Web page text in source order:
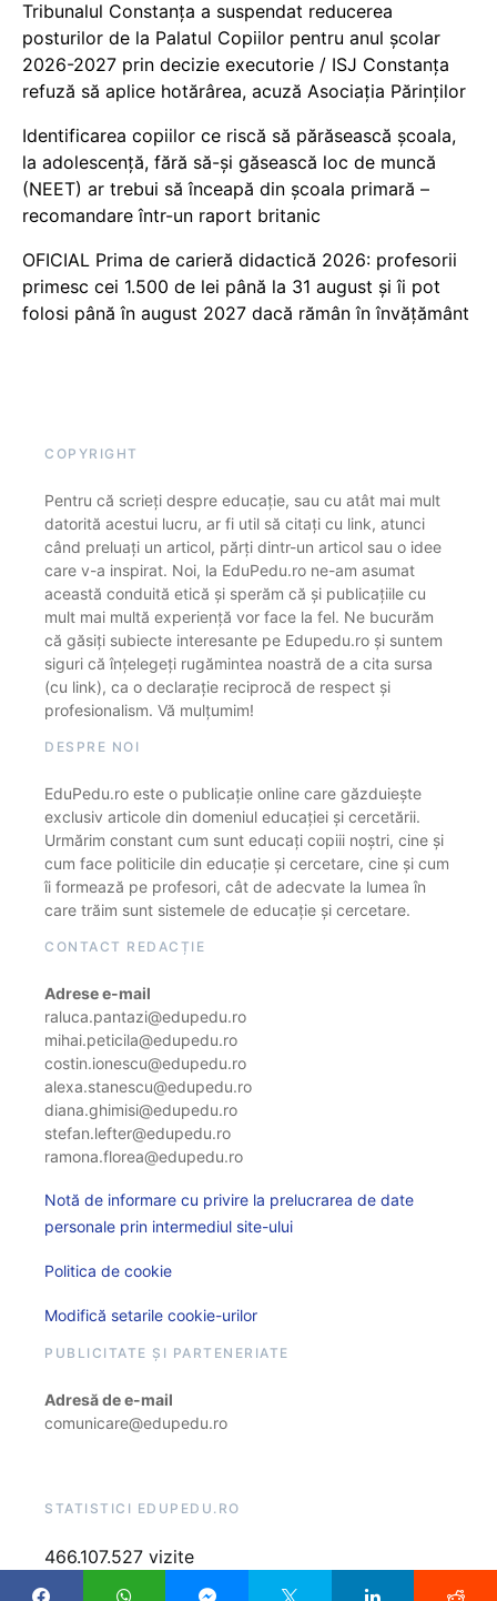
Tribunalul Constanța a suspendat reducerea
posturilor de la Palatul Copiilor pentru anul școlar
2026-2027 prin decizie executorie / ISJ Constanța
refuză să aplice hotărârea, acuză Asociația Părinților
Identificarea copiilor ce riscă să părăsească școala,
la adolescență, fără să-și găsească loc de muncă
(NEET) ar trebui să înceapă din școala primară –
recomandare într-un raport britanic
OFICIAL Prima de carieră didactică 2026: profesorii
primesc cei 1.500 de lei până la 31 august și îi pot
folosi până în august 2027 dacă rămân în învățământ
COPYRIGHT
Pentru că scrieți despre educație, sau cu atât mai mult
datorită acestui lucru, ar fi util să citați cu link, atunci
când preluați un articol, părți dintr-un articol sau o idee
care v-a inspirat. Noi, la EduPedu.ro ne-am asumat
această conduită etică și sperăm că și publicațiile cu
mult mai multă experiență vor face la fel. Ne bucurăm
că găsiți subiecte interesante pe Edupedu.ro și suntem
siguri că înțelegeți rugămintea noastră de a cita sursa
(cu link), ca o declarație reciprocă de respect și
profesionalism. Vă mulțumim!
DESPRE NOI
EduPedu.ro este o publicație online care găzduiește
exclusiv articole din domeniul educației și cercetării.
Urmărim constant cum sunt educați copiii noștri, cine și
cum face politicile din educație și cercetare, cine și cum
îi formează pe profesori, cât de adecvate la lumea în
care trăim sunt sistemele de educație și cercetare.
CONTACT REDACȚIE
Adrese e-mail
raluca.pantazi@edupedu.ro
mihai.peticila@edupedu.ro
costin.ionescu@edupedu.ro
alexa.stanescu@edupedu.ro
diana.ghimisi@edupedu.ro
stefan.lefter@edupedu.ro
ramona.florea@edupedu.ro
Notă de informare cu privire la prelucrarea de date
personale prin intermediul site-ului
Politica de cookie
Modifică setarile cookie-urilor
PUBLICITATE ȘI PARTENERIATE
Adresă de e-mail
comunicare@edupedu.ro
STATISTICI EDUPEDU.RO
466.107.527 vizite